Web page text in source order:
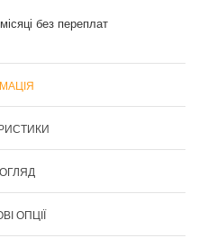
без переплат
ОПЦІЇ